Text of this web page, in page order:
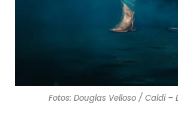
Fotos: Douglas Velloso / Caldi –